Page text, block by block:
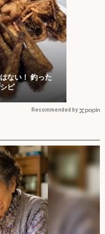
ない！ 釣った
ピ
Recommended by